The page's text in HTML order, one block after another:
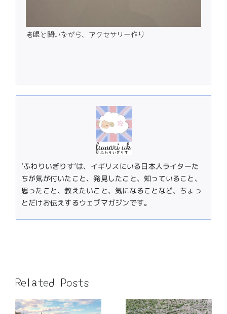
老眼と闘いながら、アクセサリー作り
‘ふわりいぎりす’は、イギリスにいる日本人ライターた
ちが気が付いたこと、発見したこと、知っていること、
思ったこと、教えたいこと、気になることなど、ちょっ
とだけお伝えするウェブマガジンです。
Related Posts